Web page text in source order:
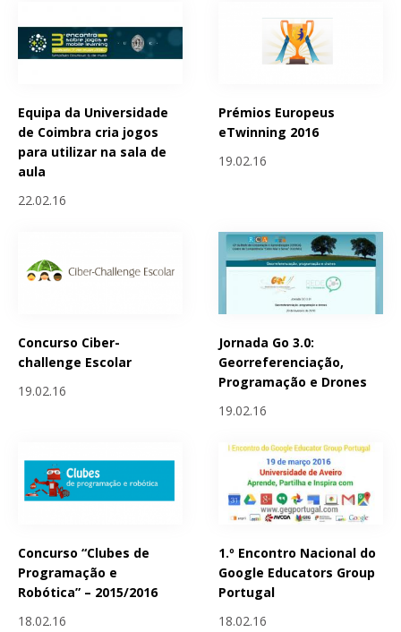
Equipa da Universidade
de Coimbra cria jogos
para utilizar na sala de
aula
22.02.16
Prémios Europeus
eTwinning 2016
19.02.16
Concurso Ciber-
challenge Escolar
19.02.16
Jornada Go 3.0:
Georreferenciação,
Programação e Drones
19.02.16
Concurso “Clubes de
Programação e
Robótica” – 2015/2016
18.02.16
1.º Encontro Nacional do
Google Educators Group
Portugal
18.02.16